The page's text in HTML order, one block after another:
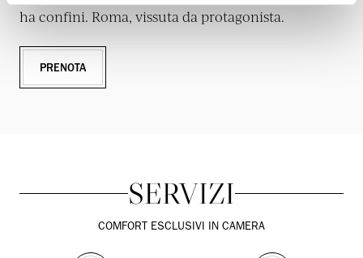
ha confini. Roma, vissuta da protagonista.
PRENOTA
SERVIZI
COMFORT ESCLUSIVI IN CAMERA